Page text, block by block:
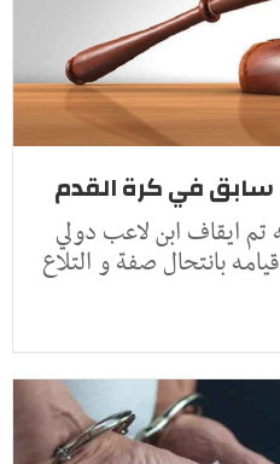
سابق في كرة القدم
تم ايقاف ابن لاعب دولي
بانتحال صفة و التلاع